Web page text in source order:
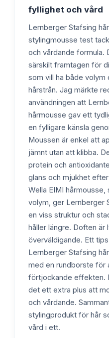
fyllighet och vård
Lernberger Stafsing
stylingmousse test
och vårdande formula.
särskilt framtagen för
som vill ha både volym
hårstrån. Jag märkte
användningen att
hårmousse gav ett
en fylligare känsla
Moussen är enkel att
jämnt utan att klibba.
protein och
glans och mjukhet
Wella EIMI
volym, ger Lernberger
en viss struktur och
håller längre. Doften är
överväldigande. Ett
Lernberger Stafsing
med en rundborste för
förtjockande effekten.
det ett extra plus att
och vårdande.
stylingprodukt för hår
vård i ett.